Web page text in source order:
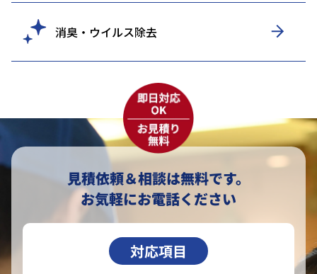
消臭・ウイルス除去
見積依頼＆相談は無料です。
お気軽にお電話ください
対応項目